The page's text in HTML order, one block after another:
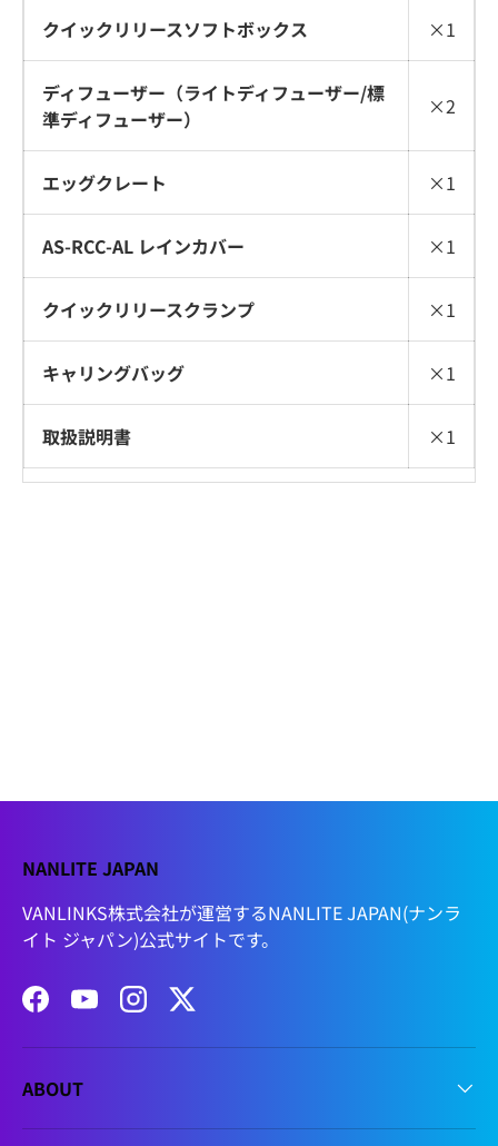
クイックリリースソフトボックス ×1
ディフューザー（ライトディフューザー/標
準ディフューザー）
×2
エッグクレート ×1
AS-RCC-AL レインカバー ×1
クイックリリースクランプ ×1
キャリングバッグ ×1
取扱説明書 ×1
NANLITE JAPAN
VANLINKS株式会社が運営するNANLITE JAPAN(ナンラ
イト ジャパン)公式サイトです。
FacebookYouTubeInstagramTwitter
ABOUT